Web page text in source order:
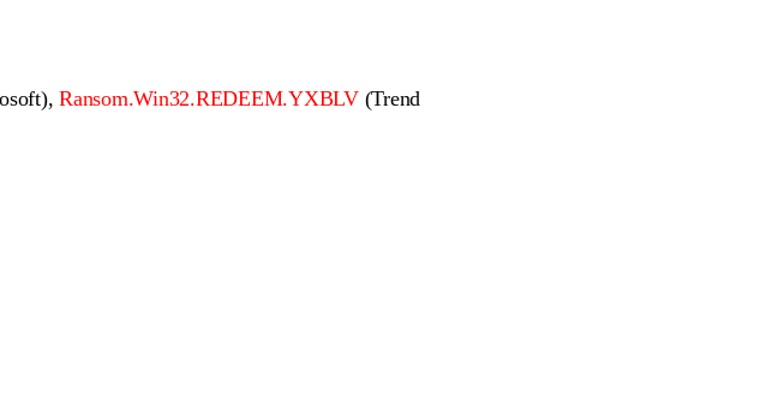
Ransom.Win32.REDEEM.YXBLV(Trend